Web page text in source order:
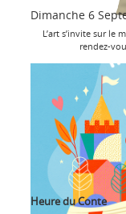
Dimanche 6
L’art s’invite sur le
rendez-
Heure du Conte